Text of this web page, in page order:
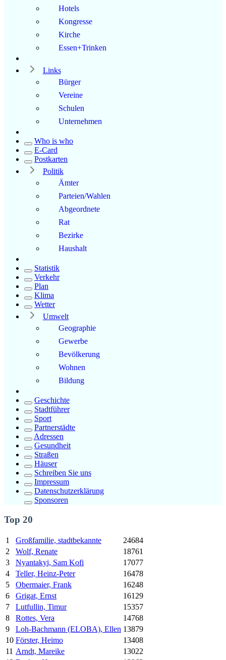
Hotels
Kongresse
Kirche
Essen+Trinken
Links
Bürger
Vereine
Schulen
Unternehmen
Who is who
E-Card
Postkarten
Politik
Ämter
Parteien/Wahlen
Abgeordnete
Rat
Bezirke
Haushalt
Statistik
Verkehr
Plan
Klima
Wetter
Umwelt
Geographie
Gewerbe
Bevölkerung
Wohnen
Bildung
Geschichte
Stadtführer
Sport
Partnerstädte
Adressen
Gesundheit
Straßen
Häuser
Schreiben Sie uns
Impressum
Datenschutzerklärung
Sponsoren
Top 20
1 Großfamilie, stadtbekannte
24684
2
Wolf, Renate
18761
3
Nyantakyi, Sam Kofi
17077
4
Teller, Heinz-Peter
16478
5
Obermaier, Frank
16248
6
Grigat, Ernst
16129
7
Lutfullin, Timur
15357
8
Rottes, Vera
14768
9
Loh-Bachmann (ELOBA), Ellen 13879
10 Förster, Heimo
13408
11 Arndt, Mareike
13022